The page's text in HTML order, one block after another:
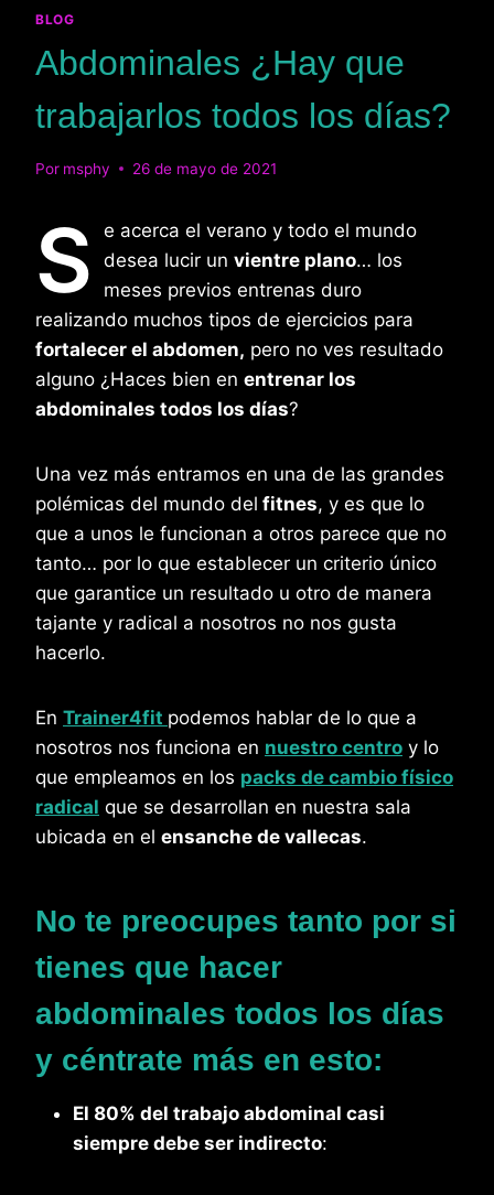
BLOG
Abdominales ¿Hay que
trabajarlos todos los días?
Por msphy 26 de mayo de 2021
S
e acerca el verano y todo el mundo
desea lucir un vientre plano… los
meses previos entrenas duro
realizando muchos tipos de ejercicios para
fortalecer el abdomen, pero no ves resultado
alguno ¿Haces bien en entrenar los
abdominales todos los días?
Una vez más entramos en una de las grandes
polémicas del mundo del fitnes, y es que lo
que a unos le funcionan a otros parece que no
tanto… por lo que establecer un criterio único
que garantice un resultado u otro de manera
tajante y radical a nosotros no nos gusta
hacerlo.
En Trainer4fit podemos hablar de lo que a
nosotros nos funciona en nuestro centro y lo
que empleamos en los packs de cambio físico
radical que se desarrollan en nuestra sala
ubicada en el ensanche de vallecas.
No te preocupes tanto por si
tienes que hacer
abdominales todos los días
y céntrate más en esto:
El 80% del trabajo abdominal casi
siempre debe ser indirecto: